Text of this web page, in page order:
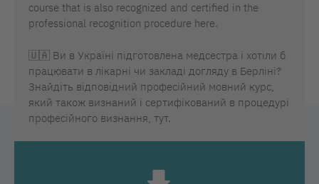
course that is also recognized and certified in the
professional recognition procedure here.
🇺🇦 Ви в Україні підготовлена медсестра і хотіли б
працювати в лікарні чи закладі догляду в Берліні?
Знайдіть відповідний професійний мовний курс,
який також визнаний і сертифікований в процедурі
професійного визнання, тут.